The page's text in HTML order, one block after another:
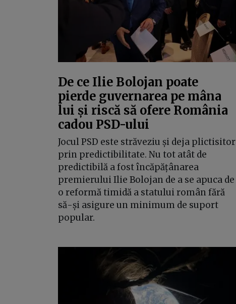
De ce Ilie Bolojan poate
pierde guvernarea pe mâna
lui și riscă să ofere România
cadou PSD-ului
Jocul PSD este străveziu și deja plictisitor
prin predictibilitate. Nu tot atât de
predictibilă a fost încăpățânarea
premierului Ilie Bolojan de a se apuca de
o reformă timidă a statului român fără
să-și asigure un minimum de suport
popular.